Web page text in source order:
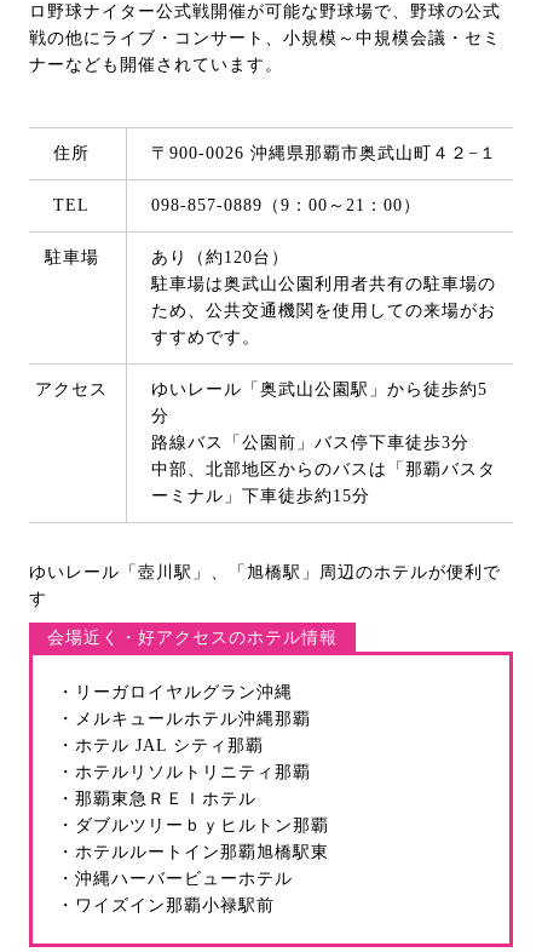
ロ野球ナイター公式戦開催が可能な野球場で、野球の公式
戦の他にライブ・コンサート、小規模～中規模会議・セミ
ナーなども開催されています。
住所 〒900-0026 沖縄県那覇市奥武山町４２−１
TEL 098-857-0889（9：00～21：00）
駐車場
あり（約120台）
駐車場は奥武山公園利用者共有の駐車場の
ため、公共交通機関を使用しての来場がお
すすめです。
アクセス
ゆいレール「奥武山公園駅」から徒歩約5
分
路線バス「公園前」バス停下車徒歩3分
中部、北部地区からのバスは「那覇バスタ
ーミナル」下車徒歩約15分
ゆいレール「壺川駅」、「旭橋駅」周辺のホテルが便利で
す
会場近く・好アクセスのホテル情報
・リーガロイヤルグラン沖縄
・メルキュールホテル沖縄那覇
・ホテル JAL シティ那覇
・ホテルリソルトリニティ那覇
・那覇東急ＲＥＩホテル
・ダブルツリーｂｙヒルトン那覇
・ホテルルートイン那覇旭橋駅東
・沖縄ハーバービューホテル
・ワイズイン那覇小禄駅前